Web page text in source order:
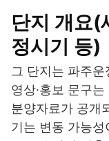
단지 개요(
정시기 등)
그 단지는 파주
영상·홍보 문구
분양자료가 공개
기는 변동 가능